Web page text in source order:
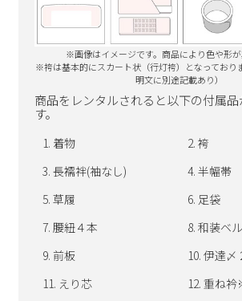
※画像はイメージです。商品により色や形が
※袴は基本的にスカート状（行灯袴）となっており
明文に別途記載あり）
商品をレンタルされると以下の付属
す。
着物
袴
長襦袢(袖なし)
半幅帯
草履
足袋
腰紐４本
和装ベ
前板
伊達〆
えり芯
重ね